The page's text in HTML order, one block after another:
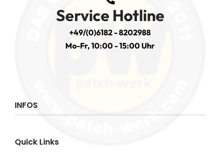
Service Hotline
+49/(0)6182 - 8202988
Mo-Fr, 10:00 - 15:00 Uhr
INFOS
Quick Links